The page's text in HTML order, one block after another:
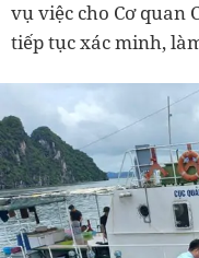
vụ việc cho Cơ quan
tiếp tục xác minh,